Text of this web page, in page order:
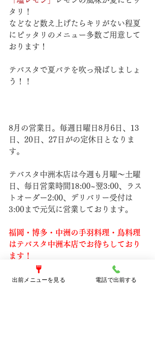
タリ！
などなど数え上げたらキリがない程夏
にピッタリのメニュー多数ご用意して
おります！
テバスタで夏バテを吹っ飛ばしましょ
う！！
8月の営業日。毎週日曜日8月6日、13
日、20日、27日がの定休日となりま
す。
テバスタ中洲本店は今週も月曜〜土曜
日、毎日営業時間18:00~翌3:00、ラス
トオーダー2:00、デリバリー受付は
3:00まで元気に営業しております。
福岡・博多・中洲の手羽料理・鳥料理
はテバスタ中洲本店でお待ちしており
ます！
新着NEWS
出前メニューを見る 電話で出前する